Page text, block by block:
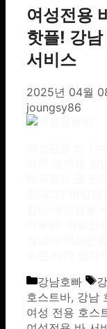
여성전용
핫플! 강
서비스
2025년 04월
joungsy86
카테고리
강남호빠
호스트바, 강남
여성 전용 호스